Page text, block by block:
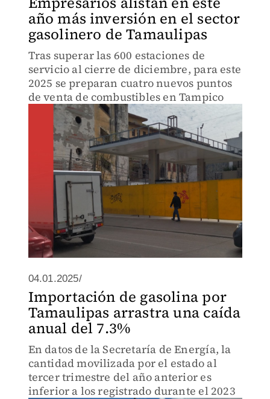
año más inversión en el sector
gasolinero de Tamaulipas
Tras superar las 600 estaciones de
servicio al cierre de diciembre, para este
2025 se preparan cuatro nuevos puntos
de venta de combustibles en Tampico
04.01.2025/
Importación de gasolina por
Tamaulipas arrastra una caída
anual del 7.3%
En datos de la Secretaría de Energía, la
cantidad movilizada por el estado al
tercer trimestre del año anterior es
inferior a los registrado durante el 2023